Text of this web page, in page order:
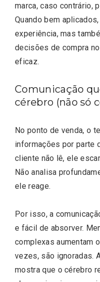
marca, caso contrário,
Quando bem
experiência, mas
decisões de compra
eficaz.
Comunicação
cérebro (não só
No ponto de venda, o
informações por parte
cliente não lê, ele
Não analisa
ele reage.
Por isso, a
e fácil de absorver.
complexas aumentam
vezes, são ignoradas.
mostra que o cérebro
Most